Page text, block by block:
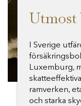
Utmost
I Sverige
Luxemburg,
ramverken,
och starka